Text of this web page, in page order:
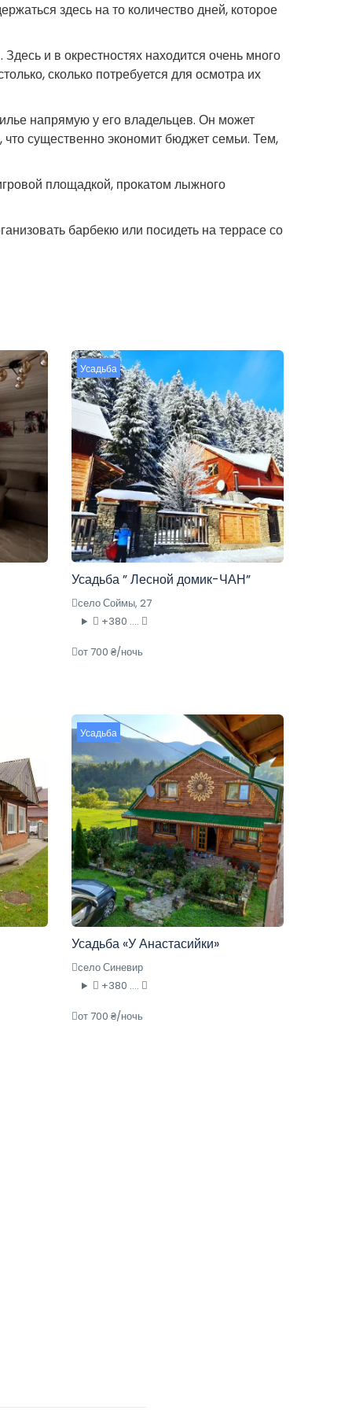
здесь на то количество дней, которое
и в окрестностях находится очень много
сколько потребуется для осмотра их
напрямую у его владельцев. Он может
что существенно экономит бюджет семьи. Тем,
площадкой, прокатом лыжного
барбекю или посидеть на террасе со
Усадьба
Усадьба ” Лесной домик-ЧАН”
село Соймы, 27
+380 ....
от 700 ₴/ночь
Усадьба
Усадьба «У Анастасийки»
село Синевир
+380 ....
от 700 ₴/ночь